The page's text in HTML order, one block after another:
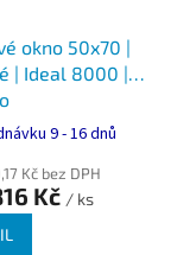
okno 50x70 |
| Ideal 8000 |
9 - 16 dnů
Kč bez DPH
Kč / ks